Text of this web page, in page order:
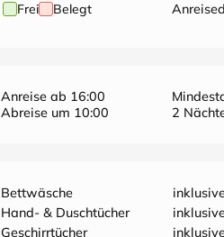
Frei Belegt
Anreise ab 16:00
Abreise um 10:00
2
Bettwäsche
Hand- & Duschtücher
Geschirrtücher